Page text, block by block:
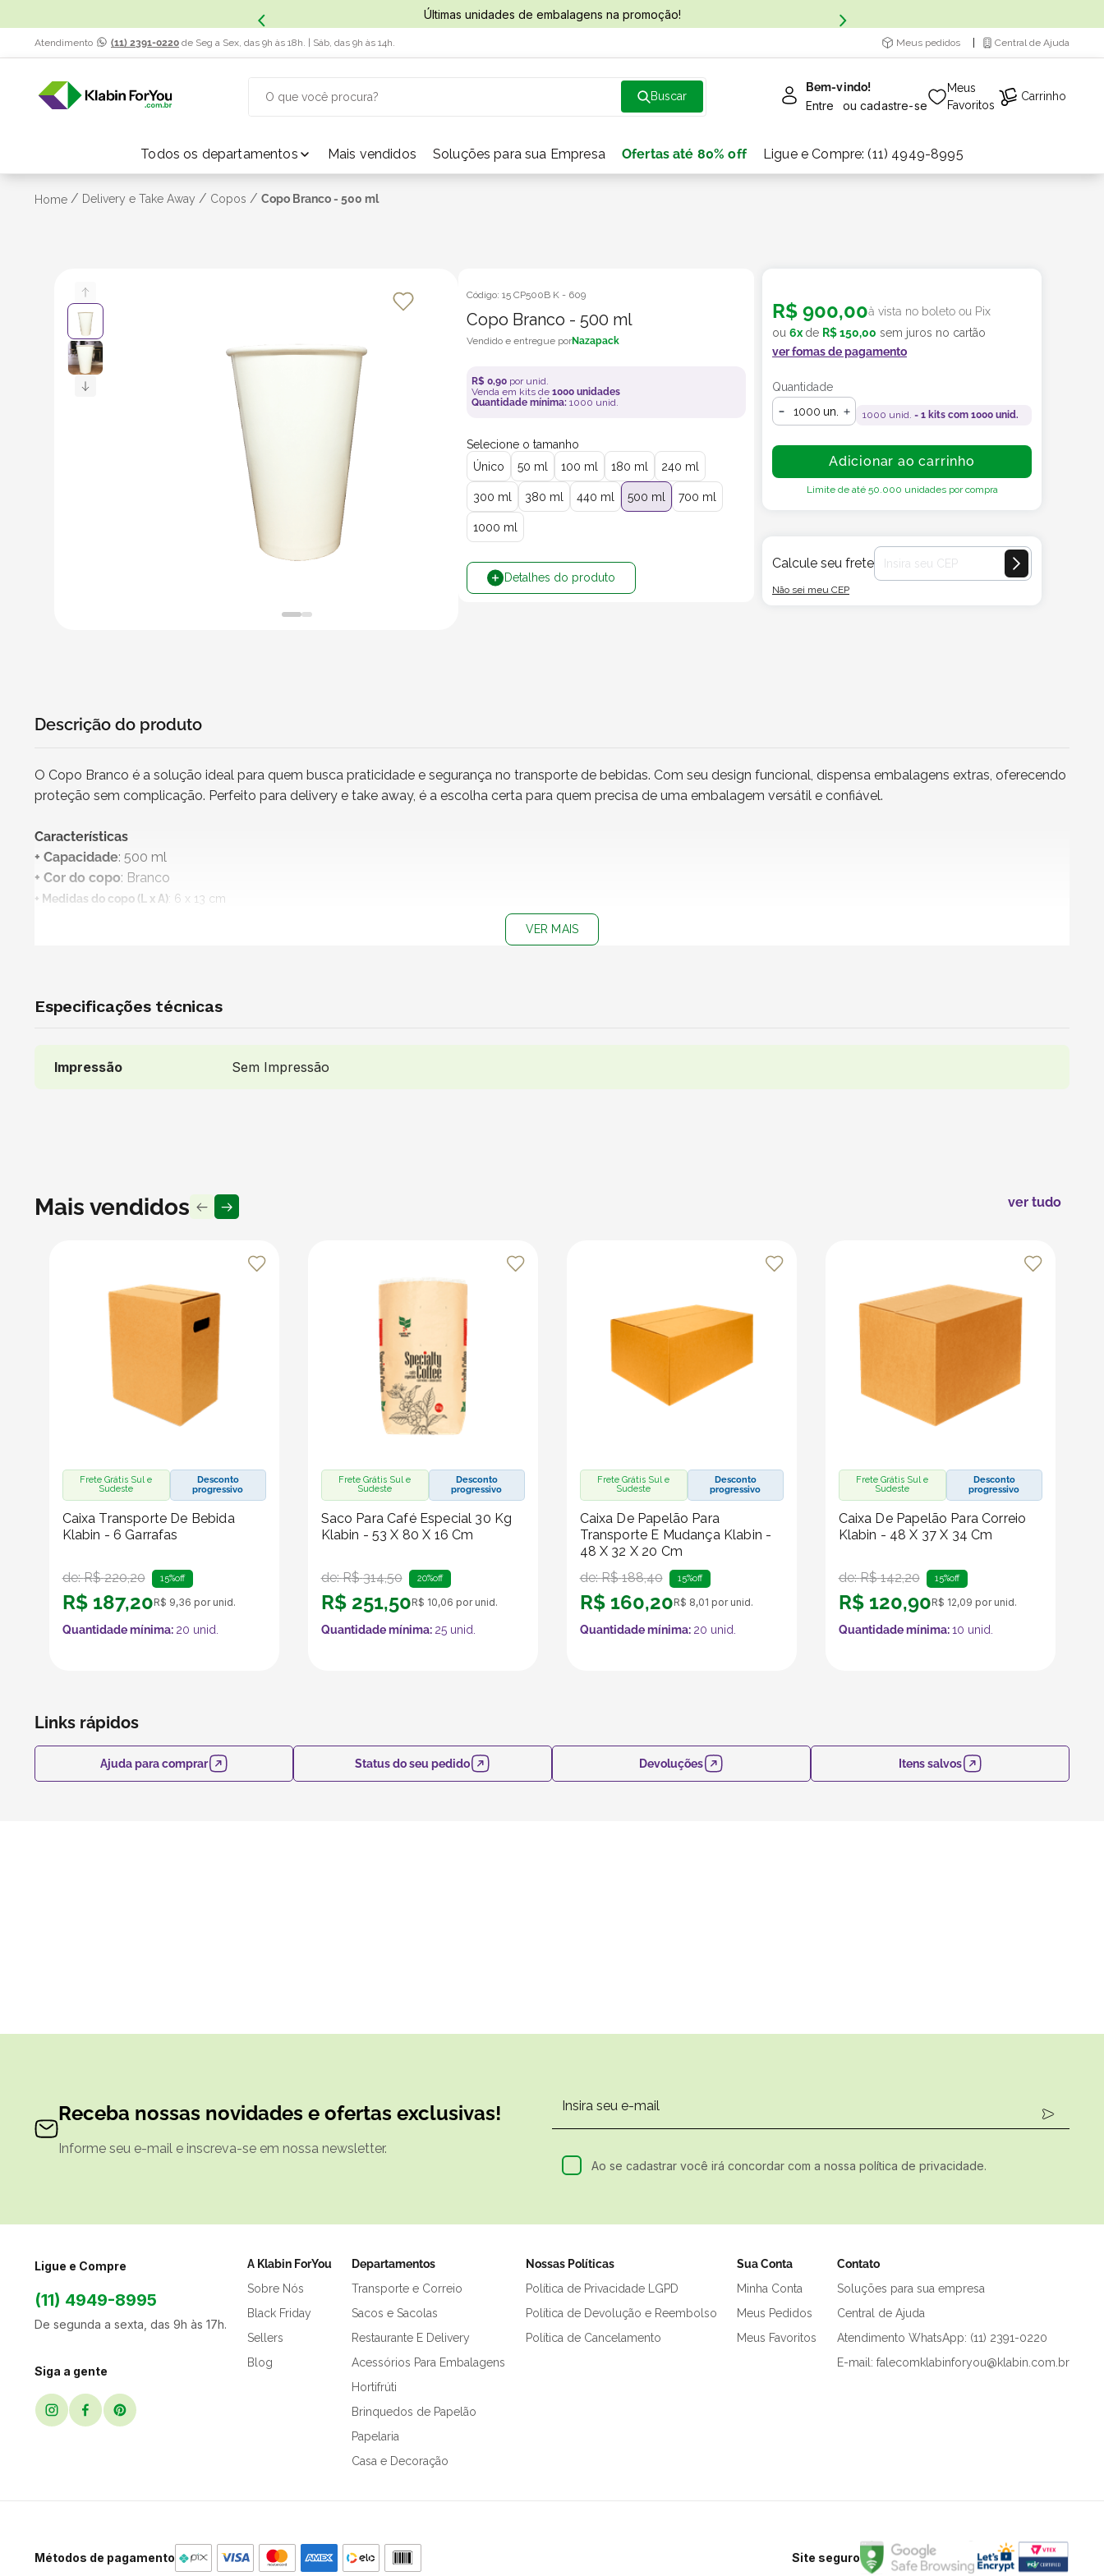
Últimas unidades de embalagens na promoção!
Atendimento (11) 2391-0220 de Seg a Sex, das 9h às 18h. | Sáb, das 9h às 14h. Meus pedidos Central de Ajuda
Bem-vindo!
Entre ou cadastre-se
Meus
Favoritos
Carrinho
Todos os departamentos Mais vendidos Soluções para sua Empresa Ofertas até 80% off Ligue e Compre: (11) 4949-8995
Home / Delivery e Take Away / Copos / Copo Branco - 500 ml
Código: 15 CP500B K - 609
Copo Branco - 500 ml
Nazapack
R$ 0,90 por unid.
Venda em kits de 1000 unidades
Quantidade mínima: 1000 unid.
Selecione o tamanho
Único
50 ml 100 ml 180 ml 240 ml
300 ml 380 ml 440 ml 500 ml 700 ml
1000 ml
Detalhes do produto
R$ 900,00à vista no boleto ou Pix
ou 6x de R$150,00 sem juros no cartão
ver fomas de pagamento
Quantidade
un.
1000 unid. = 1 kits com 1000 unid.
Adicionar ao carrinho
Limite de até 50.000 unidades por compra
Calcule seu frete
Não sei meu CEP
Descrição do produto
O Copo Branco é a solução ideal para quem busca praticidade e segurança no transporte de bebidas. Com seu design funcional, dispensa embalagens extras, oferecendo
proteção sem complicação. Perfeito para delivery e take away, é a escolha certa para quem precisa de uma embalagem versátil e confiável.
Características
+ Capacidade: 500 ml
+ Cor do copo: Branco
+ Medidas do copo (L x A): 6 x 13 cm
+ Vendido e entregue por: Nazapack
É ideal para comportar uma variedade de bebidas, como sucos naturais, café, refrigerantes, milkshakes, smoothies e até mesmo chás gelados. Seu tamanho compacto é
VER MAIS
Especificações técnicas
Impressão Sem Impressão
Frete Grátis Sul e
Sudeste
Desconto
progressivo
Caixa Transporte De Bebida
Klabin - 6 Garrafas
de:R$ 220,20 15%off
R$ 187,20R$ 9,36 por unid.
Quantidade mínima: 20 unid.
Frete Grátis Sul e
Sudeste
Desconto
progressivo
Saco Para Café Especial 30 Kg
Klabin - 53 X 80 X 16 Cm
de:R$ 314,50 20%off
R$ 251,50R$ 10,06 por unid.
Quantidade mínima: 25unid.
Frete Grátis Sul e
Sudeste
Desconto
progressivo
Caixa De Papelão Para
Transporte E Mudança Klabin -
48 X 32 X 20 Cm
de:R$ 188,40 15%off
R$ 160,20R$ 8,01 por unid.
Quantidade mínima: 20 unid.
Frete Grátis Sul e
Sudeste
Desconto
progressivo
Caixa De Papelão Para Correio
Klabin - 48 X 37 X 34 Cm
de:R$ 142,20 15%off
R$ 120,90R$ 12,09 por unid.
Quantidade mínima:10 unid.
Mais vendidos ver tudo
Links rápidos
Ajuda para comprar Status do seu pedido Devoluções Itens salvos
Receba nossas novidades e ofertas exclusivas!
Informe seu e-mail e inscreva-se em nossa newsletter.
Ao se cadastrar você irá concordar com a nossa política de privacidade.
Ligue e Compre
(11) 4949-8995
De segunda a sexta, das 9h às 17h.
Siga a gente
A Klabin ForYou
Sobre Nós
Black Friday
Sellers
Blog
Departamentos
Transporte e Correio
Sacos e Sacolas
Restaurante E Delivery
Acessórios Para Embalagens
Hortifrúti
Brinquedos de Papelão
Papelaria
Casa e Decoração
Nossas Políticas
Política de Privacidade LGPD
Política de Devolução e Reembolso
Política de Cancelamento
Sua Conta
Minha Conta
Meus Pedidos
Meus Favoritos
Contato
Soluções para sua empresa
Central de Ajuda
Atendimento WhatsApp: (11) 2391-0220
E-mail: falecomklabinforyou@klabin.com.br
Métodos de pagamento Site seguro
TERMOS MAIS BUSCADOS
1º caixa papelão
transporte